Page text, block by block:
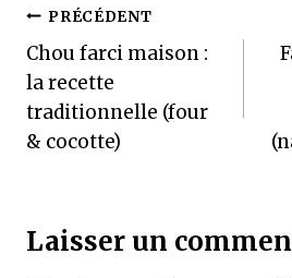
Navigation
de
l’article
PRÉCÉDENT
Chou farci maison :
la recette
traditionnelle (four
& cocotte)
Laisser un